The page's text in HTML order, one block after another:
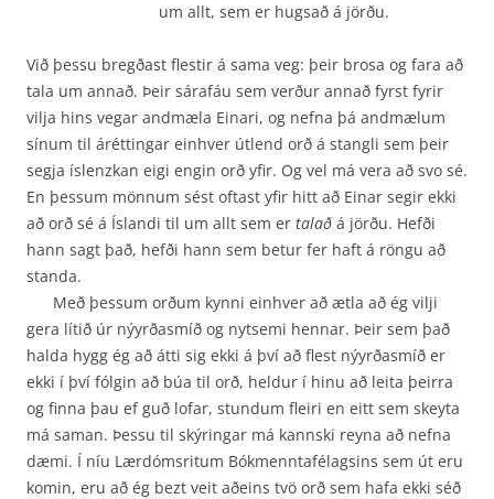
um allt, sem er hugsað á jörðu.
Við þessu bregðast flestir á sama veg: þeir brosa og fara að
tala um annað. Þeir sárafáu sem verður annað fyrst fyrir
vilja hins vegar andmæla Einari, og nefna þá andmælum
sínum til áréttingar einhver útlend orð á stangli sem þeir
segja íslenzkan eigi engin orð yfir. Og vel má vera að svo sé.
En þessum mönnum sést oftast yfir hitt að Einar segir ekki
að orð sé á Íslandi til um allt sem er talað á jörðu. Hefði
hann sagt það, hefði hann sem betur fer haft á röngu að
standa.
Með þessum orðum kynni einhver að ætla að ég vilji
gera lítið úr nýyrðasmíð og nytsemi hennar. Þeir sem það
halda hygg ég að átti sig ekki á því að flest nýyrðasmíð er
ekki í því fólgin að búa til orð, heldur í hinu að leita þeirra
og finna þau ef guð lofar, stundum fleiri en eitt sem skeyta
má saman. Þessu til skýringar má kannski reyna að nefna
dæmi. Í níu Lærdómsritum Bók­menntafélagsins sem út eru
komin, eru að ég bezt veit aðeins tvö orð sem hafa ekki séð